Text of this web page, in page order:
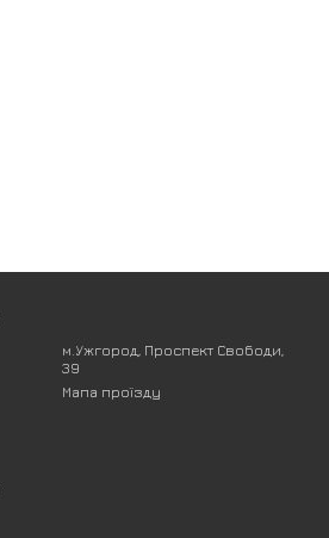
м.Ужгород, Проспект Свободи,
39
Мапа проїзду